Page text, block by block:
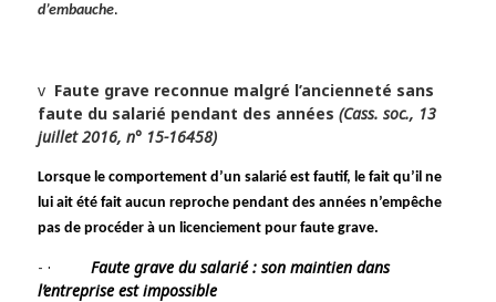
d’embauche.
v Faute grave reconnue malgré l’ancienneté sans
faute du salarié pendant des années (Cass. soc., 13
juillet 2016, n° 15-16458)
Lorsque le comportement d’un salarié est fautif, le fait qu’il ne
lui ait été fait aucun reproche pendant des années n’empêche
pas de procéder à un licenciement pour faute grave.
· Faute grave du salarié : son maintien dans
l’entreprise est impossible